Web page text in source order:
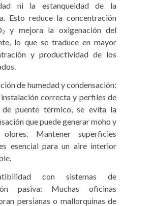
ni la estanqueidad de la
Esto reduce la concentración
y mejora la oxigenación del
lo que se traduce en mayor
y productividad de los
de humedad y condensación:
correcta y perfiles de
puente térmico, se evita la
que puede generar moho y
olores. Mantener superficies
esencial para un aire interior
con sistemas de
pasiva: Muchas oficinas
persianas o mallorquinas de